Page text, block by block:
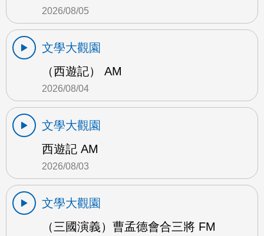
2026/08/05
文學大觀園
（西遊記） AM
2026/08/04
文學大觀園
西遊記 AM
2026/08/03
文學大觀園
（三國演義）曹孟德會合三將 FM